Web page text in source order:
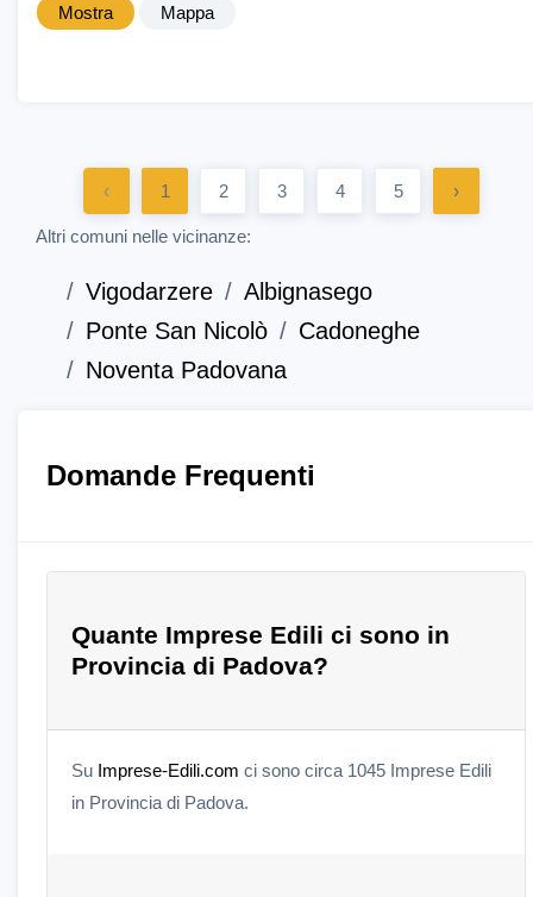
Mostra Mappa
‹ 1 2 3 4 5 ›
Altri comuni nelle vicinanze:
Vigodarzere
Albignasego
Ponte San Nicolò
Cadoneghe
Noventa Padovana
Domande Frequenti
Quante Imprese Edili ci sono in
Provincia di Padova?
Su Imprese-Edili.com ci sono circa 1045 Imprese Edili
in Provincia di Padova.